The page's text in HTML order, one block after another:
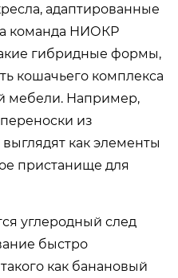
адаптированные
команда НИОКР
гибридные формы,
кошачьего комплекса
мебели. Например,
из
как элементы
пристанище для
углеродный след
быстро
как банановый